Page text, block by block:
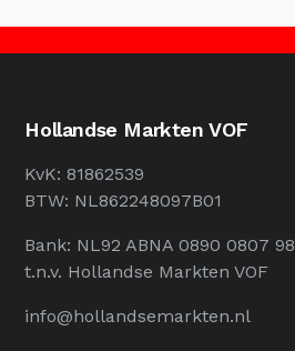
Hollandse Markten VOF
KvK: 81862539
BTW: NL862248097B01
Bank: NL92 ABNA 0890 0807 98
t.n.v. Hollandse Markten VOF
info@hollandsemarkten.nl